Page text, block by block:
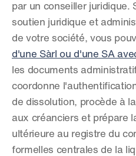
par un conseiller juridique.
soutien juridique et
de votre société, vous
d'une Sàrl ou d'une SA
les documents
coordonne
de dissolution, procède à
aux créanciers et prépare
ultérieure au registre du
formelles centrales de la